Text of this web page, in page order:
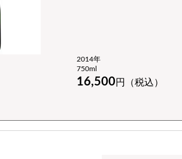
2014年
750ml
16,500円（税込）